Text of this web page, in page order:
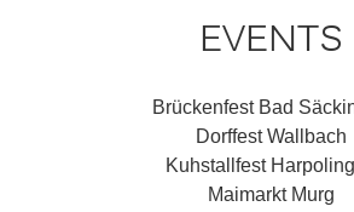
EVENTS
Brückenfest Bad
Dorffest Wallbach
Kuhstallfest
Maimarkt Murg